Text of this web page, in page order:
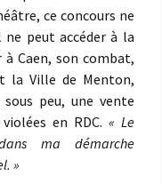
ce concours ne
ne peut accéder à la
Caen, son combat,
la Ville de Menton,
sous peu, une vente
en RDC. « Le
ma démarche
»